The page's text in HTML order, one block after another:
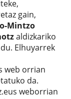
gain,
Mintzo
aldizkariko
Elhuyarrek
web orrian
da.
weborrian